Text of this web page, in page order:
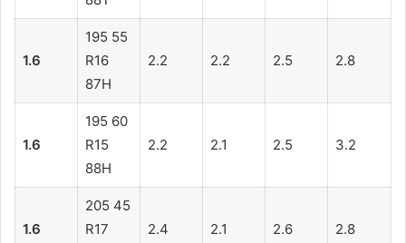
1.6
195 55
R16
87H
2.2 2.2 2.5 2.8
1.6
195 60
R15
88H
2.2 2.1 2.5 3.2
1.6
205 45
R17
2.4 2.1 2.6 2.8